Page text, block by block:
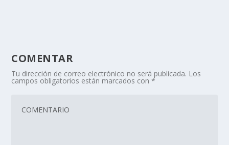
COMENTAR
Tu dirección de correo electrónico no será publicada. Los
campos obligatorios están marcados con*